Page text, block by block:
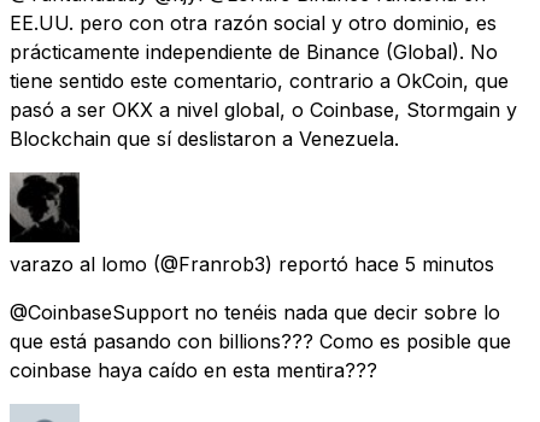
EE.UU. pero con otra razón social y otro dominio, es
prácticamente independiente de Binance (Global). No
tiene sentido este comentario, contrario a OkCoin, que
pasó a ser OKX a nivel global, o Coinbase, Stormgain y
Blockchain que sí deslistaron a Venezuela.
varazo al lomo (@Franrob3) reportó hace 5 minutos
@CoinbaseSupport no tenéis nada que decir sobre lo
que está pasando con billions??? Como es posible que
coinbase haya caído en esta mentira???